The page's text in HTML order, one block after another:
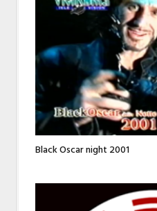
Black Oscar night 2001